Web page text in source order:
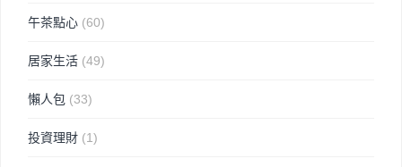
午茶點心 (60)
居家生活 (49)
懶人包 (33)
投資理財 (1)